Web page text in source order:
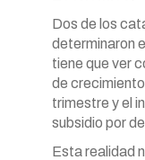
Dos de los
determinaron
tiene que ver
de
trimestre y el
subsidio por
Esta realidad